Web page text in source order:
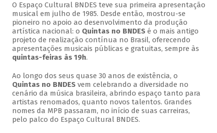
O Espaço Cultural BNDES teve sua primeira apresentação
musical em julho de 1985. Desde então, mostrou-se
pioneiro no apoio ao desenvolvimento da produção
artística nacional: o Quintas no BNDESé o mais antigo
projeto de realização contínua no Brasil, oferecendo
apresentações musicais públicas e gratuitas, sempre às
quintas-feiras às 19h.
Ao longo dos seus quase 30 anos de existência, o
Quintas no BNDESvem celebrando a diversidade no
cenário da música brasileira, abrindo espaço tanto para
artistas renomados, quanto novos talentos. Grandes
nomes da MPB passaram, no início de suas carreiras,
pelo palco do Espaço Cultural BNDES.